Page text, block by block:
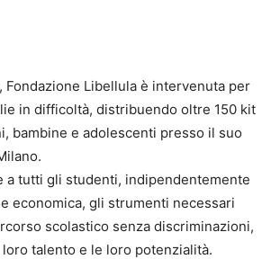
Fondazione Libellula è intervenuta per
in difficoltà, distribuendo oltre 150 kit
bambine e adolescenti presso il suo
a tutti gli studenti, indipendentemente
economica, gli strumenti necessari
scolastico senza discriminazioni,
talento e le loro potenzialità.